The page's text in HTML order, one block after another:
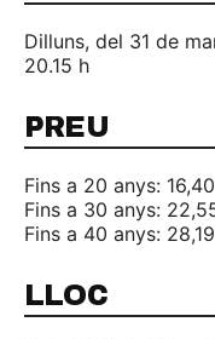
Dilluns, del 31 de
20.15 h
PREU
Fins a 20 anys:
Fins a 30 anys:
Fins a 40 anys:
LLOC